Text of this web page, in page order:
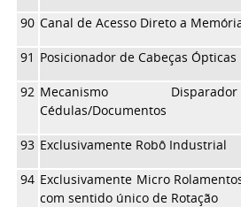
90 Canal de Acesso Direto a
91 Posicionador de Cabeças Ópticas
92 Mecanismo
Cédulas/Documentos
93 Exclusivamente Robô Industrial
94 Exclusivamente Micro
com sentido único de Rotação